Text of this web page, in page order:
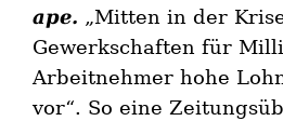
ape. „Mitten in der
Gewerkschaften für
Arbeitnehmer hohe
vor“. So eine